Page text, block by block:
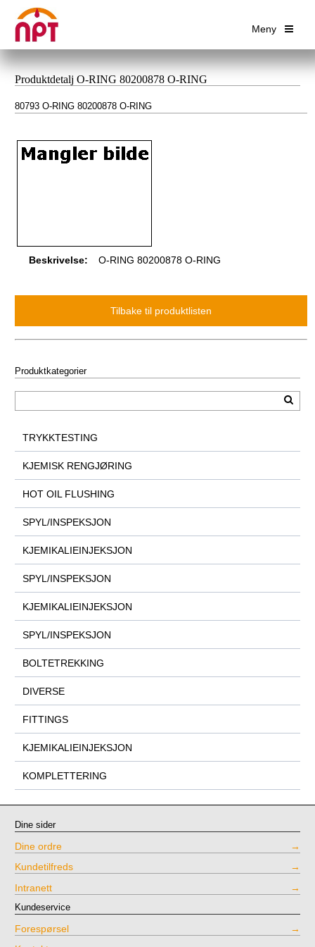
Meny
Produktdetalj O-RING 80200878 O-RING
80793 O-RING 80200878 O-RING
Beskrivelse: O-RING 80200878 O-RING
Produktkategorier
TRYKKTESTING
KJEMISK RENGJØRING
HOT OIL FLUSHING
SPYL/INSPEKSJON
KJEMIKALIEINJEKSJON
SPYL/INSPEKSJON
KJEMIKALIEINJEKSJON
SPYL/INSPEKSJON
BOLTETREKKING
DIVERSE
FITTINGS
KJEMIKALIEINJEKSJON
KOMPLETTERING
Dine sider
Dine ordre
Kundetilfreds
Intranett
Kundeservice
Forespørsel